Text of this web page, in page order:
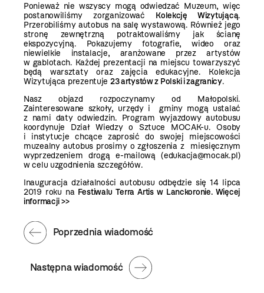
Ponieważ nie wszyscy mogą odwiedzać Muzeum, więc
postanowiliśmy zorganizować Kolekcję Wizytującą.
Przerobiliśmy autobus na salę wystawową. Również jego
stronę zewnętrzną potraktowaliśmy jak ścianę
ekspozycyjną. Pokazujemy fotografie, wideo oraz
niewielkie instalacje, aranżowane przez artystów
w gablotach. Każdej prezentacji na miejscu towarzyszyć
będą warsztaty oraz zajęcia edukacyjne. Kolekcja
Wizytująca prezentuje 23 artystów z Polski i zagranicy.
Nasz objazd rozpoczynamy od Małopolski.
Zainteresowane szkoły, urzędy i gminy mogą ustalać
z nami daty odwiedzin. Program wyjazdowy autobusu
koordynuje Dział Wiedzy o Sztuce MOCAK-u. Osoby
i instytucje chcące zaprosić do swojej miejscowości
muzealny autobus prosimy o zgłoszenia z miesięcznym
wyprzedzeniem drogą e-mailową (edukacja@mocak.pl)
w celu uzgodnienia szczegółów.
Inauguracja działalności autobusu odbędzie się 14 lipca
2019 roku naFestiwalu Terra Artis w Lanckoronie. Więcej
informacji >>
Następna wiadomość
Poprzednia wiadomość